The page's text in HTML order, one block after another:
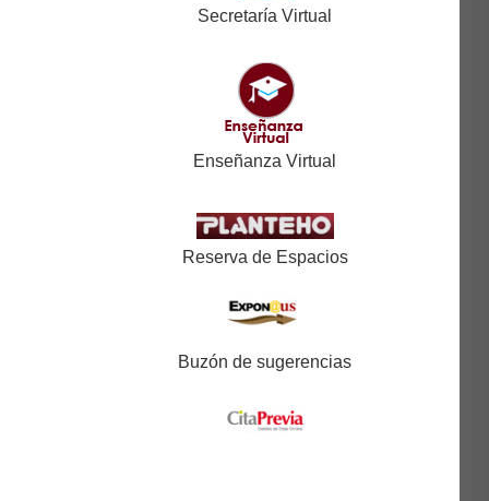
Secretaría Virtual
Enseñanza Virtual
Reserva de Espacios
Buzón de sugerencias